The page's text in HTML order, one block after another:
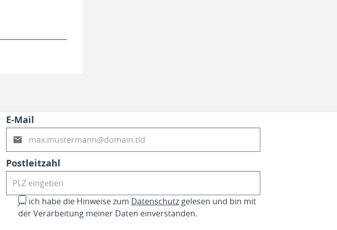
E-Mail
Postleitzahl
Ja, ich habe die Hinweise zum Datenschutz gelesen und bin mit
der Verarbeitung meiner Daten einverstanden.